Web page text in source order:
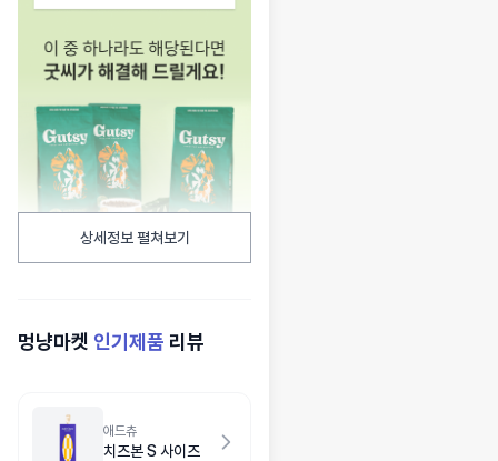
상세정보 펼쳐보기
멍냥마켓 인기제품 리뷰
애드츄
치즈본 S 사이즈